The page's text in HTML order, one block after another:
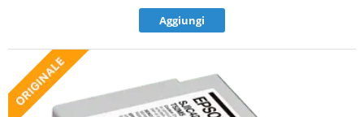
Aggiungi